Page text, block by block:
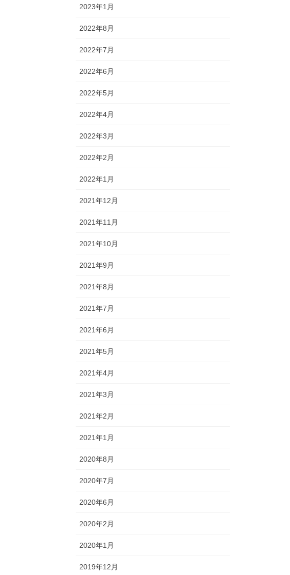
2023年1月
2022年8月
2022年7月
2022年6月
2022年5月
2022年4月
2022年3月
2022年2月
2022年1月
2021年12月
2021年11月
2021年10月
2021年9月
2021年8月
2021年7月
2021年6月
2021年5月
2021年4月
2021年3月
2021年2月
2021年1月
2020年8月
2020年7月
2020年6月
2020年2月
2020年1月
2019年12月